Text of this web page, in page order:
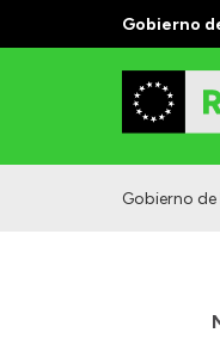
Gobierno
Gobierno de